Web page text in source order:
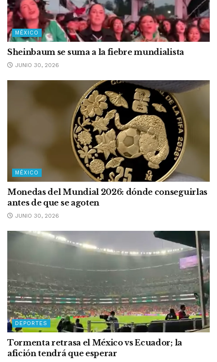
MÉXICO
Sheinbaum se suma a la fiebre mundialista
JUNIO 30, 2026
MÉXICO
Monedas del Mundial 2026: dónde conseguirlas
antes de que se agoten
JUNIO 30, 2026
DEPORTES
Tormenta retrasa el México vs Ecuador; la
afición tendrá que esperar